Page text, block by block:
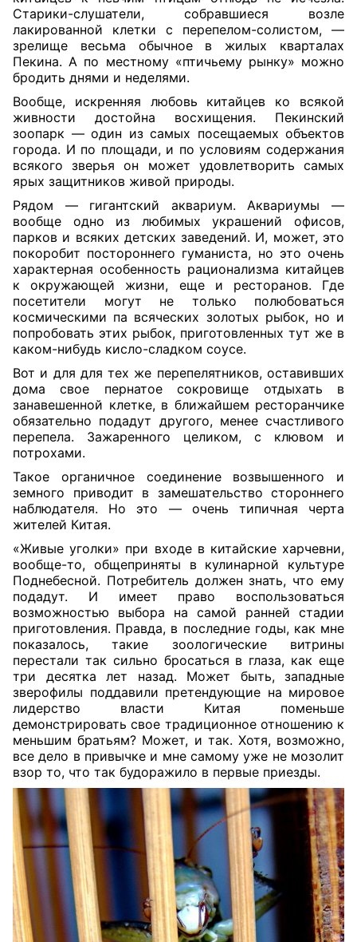
Старики-слушатели, собравшиеся возле
лакированной клетки с перепелом-солистом, —
зрелище весьма обычное в жилых кварталах
Пекина. А по местному «птичьему рынку» можно
бродить днями и неделями.
Вообще, искренняя любовь китайцев ко всякой
живности достойна восхищения. Пекинский
зоопарк — один из самых посещаемых объектов
города. И по площади, и по условиям содержания
всякого зверья он может удовлетворить самых
ярых защитников живой природы.
Рядом — гигантский аквариум. Аквариумы —
вообще одно из любимых украшений офисов,
парков и всяких детских заведений. И, может, это
покоробит постороннего гуманиста, но это очень
характерная особенность рационализма китайцев
к окружающей жизни, еще и ресторанов. Где
посетители могут не только полюбоваться
космическими па всяческих золотых рыбок, но и
попробовать этих рыбок, приготовленных тут же в
каком-нибудь кисло-сладком соусе.
Вот и для для тех же перепелятников, оставивших
дома свое пернатое сокровище отдыхать в
занавешенной клетке, в ближайшем ресторанчике
обязательно подадут другого, менее счастливого
перепела. Зажаренного целиком, с клювом и
потрохами.
Такое органичное соединение возвышенного и
земного приводит в замешательство стороннего
наблюдателя. Но это — очень типичная черта
жителей Китая.
«Живые уголки» при входе в китайские харчевни,
вообще-то, общеприняты в кулинарной культуре
Поднебесной. Потребитель должен знать, что ему
подадут. И имеет право воспользоваться
возможностью выбора на самой ранней стадии
приготовления. Правда, в последние годы, как мне
показалось, такие зоологические витрины
перестали так сильно бросаться в глаза, как еще
три десятка лет назад. Может быть, западные
зверофилы поддавили претендующие на мировое
лидерство власти Китая поменьше
демонстрировать свое традиционное отношению к
меньшим братьям? Может, и так. Хотя, возможно,
все дело в привычке и мне самому уже не мозолит
взор то, что так будоражило в первые приезды.